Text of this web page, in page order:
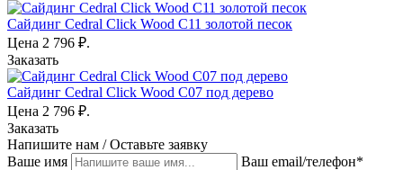
Сайдинг Cedral Click Wood C11 золотой песок
Цена 2 796 ₽.
Заказать
Сайдинг Cedral Click Wood C07 под дерево
Цена 2 796 ₽.
Заказать
Напишите нам / Оставьте заявку
Ваше имя
Ваш email/телефон*